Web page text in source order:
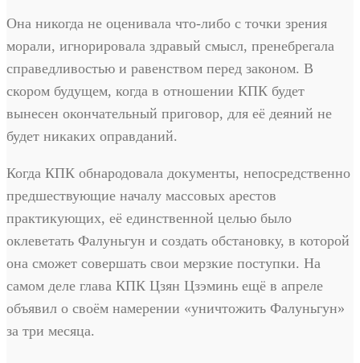
Она никогда не оценивала что-либо с точки зрения
морали, игнорировала здравый смысл, пренебрегала
справедливостью и равенством перед законом. В
скором будущем, когда в отношении КПК будет
вынесен окончательный приговор, для её деяний не
будет никаких оправданий.
Когда КПК обнародовала документы, непосредственно
предшествующие началу массовых арестов
практикующих, её единственной целью было
оклеветать Фалуньгун и создать обстановку, в которой
она сможет совершать свои мерзкие поступки. На
самом деле глава КПК Цзян Цзэминь ещё в апреле
объявил о своём намерении «уничтожить Фалуньгун»
за три месяца.